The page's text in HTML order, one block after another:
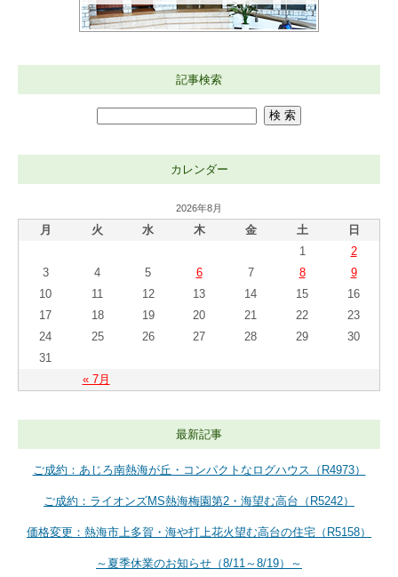
記事検索
カレンダー
2026年8月
月 火 水 木 金 土 日
« 7月
1
2
3
4 5 6 7 8
9
10
11 12 13 14 15
16
17
18 19 20 21 22
23
24
25 26 27 28 29
30
31
最新記事
ご成約：あじろ南熱海が丘・コンパクトなログハウス（R4973）
ご成約：ライオンズMS熱海梅園第2・海望む高台（R5242）
価格変更：熱海市上多賀・海や打上花火望む高台の住宅（R5158）
～夏季休業のお知らせ（8/11～8/19）～